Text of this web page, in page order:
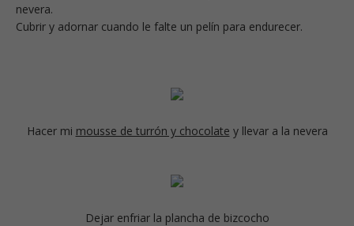
nevera.
Cubrir y adornar cuando le falte un pelín para endurecer.
Hacer mi mousse de turrón y chocolate y llevar a la nevera
Dejar enfriar la plancha de bizcocho